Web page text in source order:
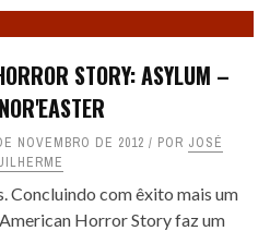
STORY: ASYLUM –
NOVEMBRO DE 2012 POR JOSÉ
Concluindo com êxito mais um
Horror Story faz um